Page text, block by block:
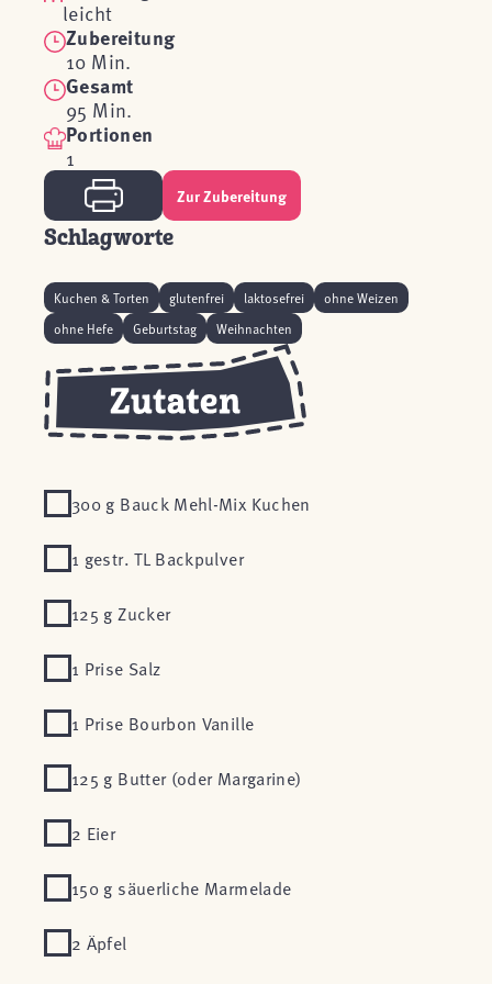
leicht
Zubereitung
10 Min.
Gesamt
95 Min.
Portionen
1
Zur Zubereitung
Schlagworte
Kuchen & Torten glutenfrei laktosefrei
ohne Weizen
ohne Hefe
Geburtstag Weihnachten
300 g Bauck Mehl-Mix Kuchen
1 gestr. TL Backpulver
125 g Zucker
1 Prise Salz
1 Prise Bourbon Vanille
125 g Butter (oder Margarine)
2 Eier
150 g säuerliche Marmelade
2 Äpfel